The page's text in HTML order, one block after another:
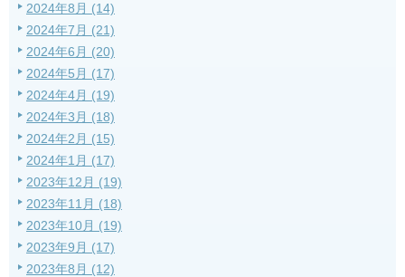
2024年8月 (14)
2024年7月 (21)
2024年6月 (20)
2024年5月 (17)
2024年4月 (19)
2024年3月 (18)
2024年2月 (15)
2024年1月 (17)
2023年12月 (19)
2023年11月 (18)
2023年10月 (19)
2023年9月 (17)
2023年8月 (12)